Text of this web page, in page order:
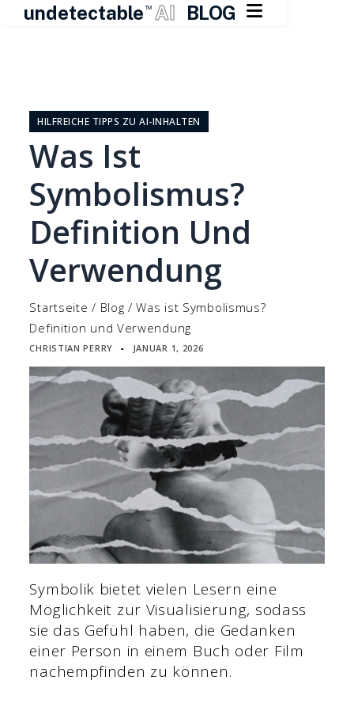
undetectable TM AI BLOG 
springenHILFREICHE TIPPS ZU AI-INHALTEN
Was Ist
Symbolismus?
Definition Und
Verwendung
Startseite / Blog /Was ist Symbolismus?
Definition und Verwendung
CHRISTIAN PERRY ▪ JANUAR 1, 2026
Symbolik bietet vielen Lesern eine
Möglichkeit zur Visualisierung, sodass
sie das Gefühl haben, die Gedanken
einer Person in einem Buch oder Film
nachempfinden zu können.